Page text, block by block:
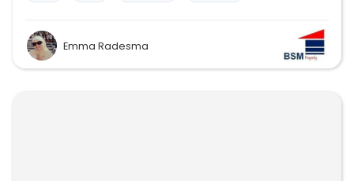
Emma Radesma